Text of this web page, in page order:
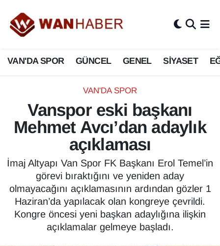
VAN'DA SPOR GÜNCEL GENEL SİYASET
VAN'DA SPOR
Vanspor eski başkanı
Mehmet Avcı’dan adaylık
açıklaması
İmaj Altyapı Van Spor FK Başkanı Erol Temel’in
görevi bıraktığını ve yeniden aday
olmayacağını açıklamasının ardından gözler 1
Haziran’da yapılacak olan kongreye çevrildi.
Kongre öncesi yeni başkan adaylığına ilişkin
açıklamalar gelmeye başladı.
3.SAYFA
ASAYİŞ
BİLİM VE TEKNOLOJİ
Biyografi
ÇEVRE
Deprem
Dernekler, Odalar
Van Nöbetçi Eczaneler
Van Hava Durumu
Van Namaz Vakitleri
Van Trafik Yoğunluk Haritası
Süper Lig Puan Durumu ve Fikstür
Tüm Manşetler
Son Dakika Haberleri
Haber Arşivi